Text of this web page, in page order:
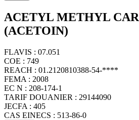
ACETYL METHYL
(ACETOIN)
FLAVIS : 07.051
COE : 749
REACH : 01.2120810388-54-****
FEMA : 2008
EC N : 208-174-1
TARIF DOUANIER : 29144090
JECFA : 405
CAS EINECS : 513-86-0